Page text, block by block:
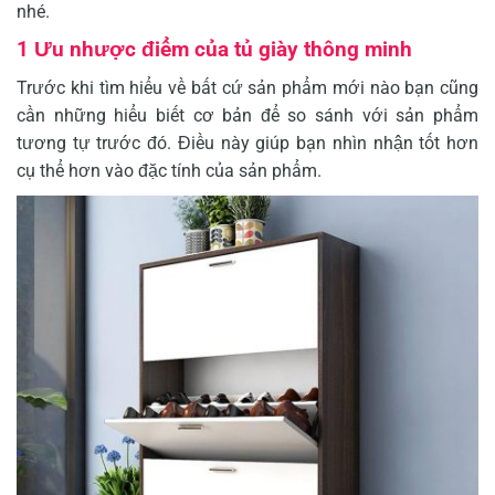
nhé.
1 Ưu nhược điểm của tủ giày thông minh
Trước khi tìm hiểu về bất cứ sản phẩm mới nào bạn cũng
cần những hiểu biết cơ bản để so sánh với sản phẩm
tương tự trước đó. Điều này giúp bạn nhìn nhận tốt hơn
cụ thể hơn vào đặc tính của sản phẩm.